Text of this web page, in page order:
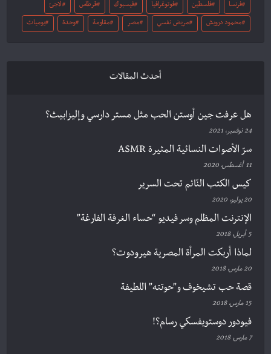
فرنسا فلسطين فوتوغرافيا فيسبوك قرطاس لاجئ
محمود درويش مريض نفسي مصر مقاومة وحدة يوميات
أحدث المقالات
هل عرفت جين أوستن الحب مثل مستر دارسي وإليزابيث؟
24 نوفمبر، 2021
سرّ الأصوات النسائية المثيرة ASMR
11 أغسطس، 2020
كيس الكتب النّائم تحت السرير
20 يوليو، 2020
الإنترنت المظلم وسر فيديو “حساء الغرفة الفارغة”
5 أبريل، 2018
لماذا أربكت المرأة المصرية هيرودوت؟
20 مارس، 2018
قصة حب تشيخوف و”حوتته” اللطيفة
15 مارس، 2018
فيودور دوستويفسكي رسام؟!
7 مارس، 2018